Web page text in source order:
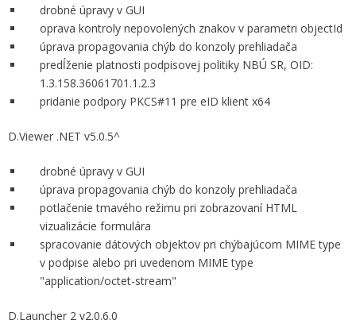
drobné úpravy v GUI
oprava kontroly nepovolených znakov v parametri objectId
úprava propagovania chýb do konzoly prehliadača
predĺženie platnosti podpisovej politiky NBÚ SR, OID:
1.3.158.36061701.1.2.3
pridanie podpory PKCS#11 pre eID klient x64
D.Viewer .NET v5.0.5^
drobné úpravy v GUI
úprava propagovania chýb do konzoly prehliadača
potlačenie tmavého režimu pri zobrazovaní HTML
vizualizácie formulára
spracovanie dátových objektov pri chýbajúcom MIME type
v podpise alebo pri uvedenom MIME type
"application/octet-stream"
D.Launcher 2 v2.0.6.0